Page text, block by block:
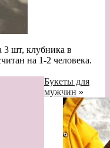
3 шт, клубника в
на 1-2 человека.
Букеты для
мужчин »